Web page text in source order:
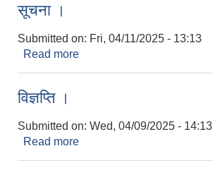
सूचना ।
Submitted on: Fri, 04/11/2025 - 13:13
Read more
विज्ञप्ति ।
Submitted on: Wed, 04/09/2025 - 14:13
Read more